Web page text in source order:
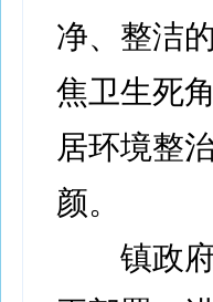
净、整洁
焦卫生死
居环境整
颜。
镇政府